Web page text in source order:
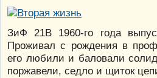
ЗиФ 21В 1960-го года
Проживал с рождения в
его любили и баловали
поржавели, седло и щиток